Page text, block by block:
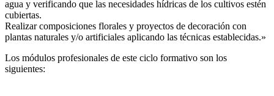
agua y verificando que las necesidades hídricas de los cultivos estén
cubiertas.
Realizar composiciones florales y proyectos de decoración con
plantas naturales y/o artificiales aplicando las técnicas establecidas.»
Los módulos profesionales de este ciclo formativo son los
siguientes: